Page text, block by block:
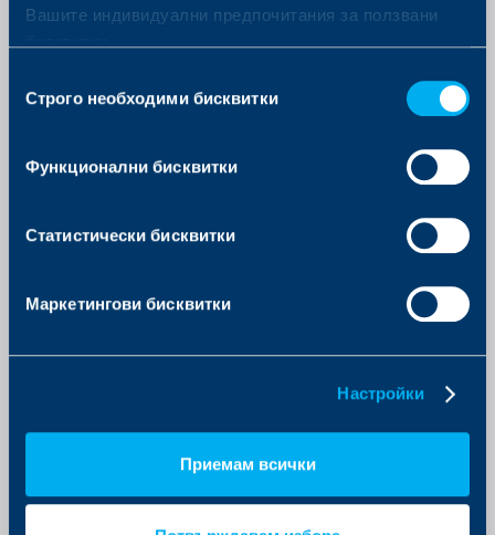
Вашите индивидуални предпочитания за ползвани
наСтрого необходими бисквитки
Функционални бисквитки
Статистически бисквитки
Маркетингови бисквитки
Настройки
Приемам всички
Б) Не
А) Да